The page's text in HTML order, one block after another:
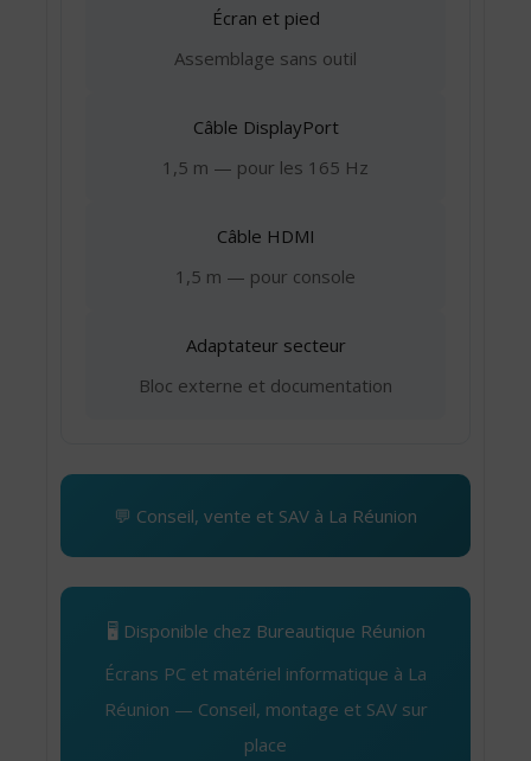
Écran et pied
Assemblage sans outil
Câble DisplayPort
1,5 m — pour les 165 Hz
Câble HDMI
1,5 m — pour console
Adaptateur secteur
Bloc externe et documentation
💬 Conseil, vente et SAV à La Réunion
🖥️ Disponible chez Bureautique Réunion
Écrans PC et matériel informatique à La
Réunion — Conseil, montage et SAV sur
place